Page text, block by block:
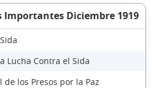
Importantes Diciembre 1919
Lucha Contra el Sida
los Presos por la Paz